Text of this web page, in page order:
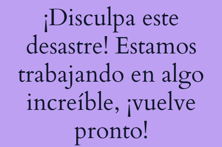
¡Disculpa este
desastre! Estamos
trabajando en algo
increíble, ¡vuelve
pronto!